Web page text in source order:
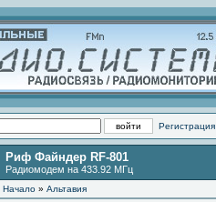
Регистрация
Риф Файндер RF-801
Радиомодем на 433.92 МГц
Начало » Альтавия